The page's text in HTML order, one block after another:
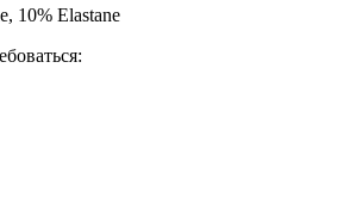
10% Elastane